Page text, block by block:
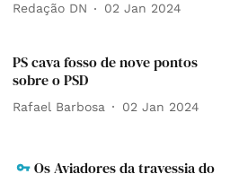
Redação DN 02 Jan 2024
PS cava fosso de nove pontos
sobre o PSD
Rafael Barbosa 02 Jan 2024
Os Aviadores da travessia do